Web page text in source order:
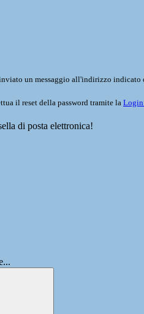
un messaggio all'indirizzo indicato
il reset della password tramite la Login
di posta elettronica!